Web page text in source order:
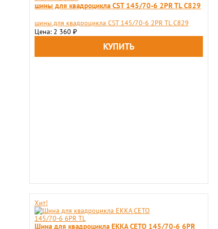
шины для квадроцикла CST 145/70-6 2PR TL C829
шины для квадроцикла CST 145/70-6 2PR TL C829
Цена: 2 360 ₽
Хит!
Шина для квадроцикла EKKA CETO 145/70-6 6PR